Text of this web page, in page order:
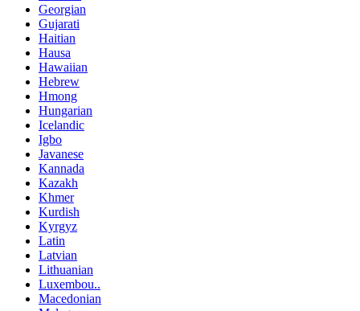
Georgian
Gujarati
Haitian
Hausa
Hawaiian
Hebrew
Hmong
Hungarian
Icelandic
Igbo
Javanese
Kannada
Kazakh
Khmer
Kurdish
Kyrgyz
Latin
Latvian
Lithuanian
Luxembou..
Macedonian